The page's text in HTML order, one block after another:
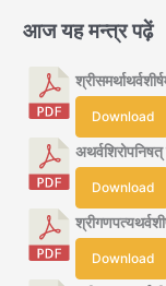
आज यह मन्त्र पढ़ें
Download
अथर्वशिरोपनिषत्
Download
Download